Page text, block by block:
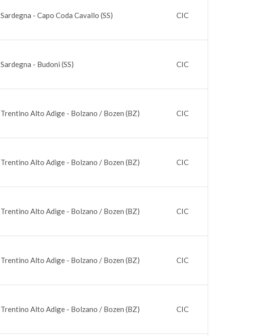
Sardegna - Capo Coda Cavallo (SS) CIC
Sardegna - Budoni (SS) CIC
Trentino Alto Adige - Bolzano / Bozen (BZ) CIC
Trentino Alto Adige - Bolzano / Bozen (BZ) CIC
Trentino Alto Adige - Bolzano / Bozen (BZ) CIC
Trentino Alto Adige - Bolzano / Bozen (BZ) CIC
Trentino Alto Adige - Bolzano / Bozen (BZ) CIC